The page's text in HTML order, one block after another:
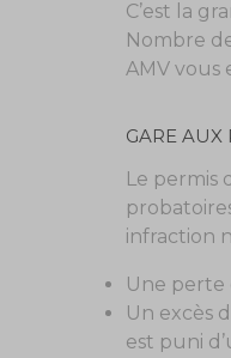
C’est la
Nombre
AMV vous
GARE AUX
Le permis
infraction
Une perte
Un excès
est puni